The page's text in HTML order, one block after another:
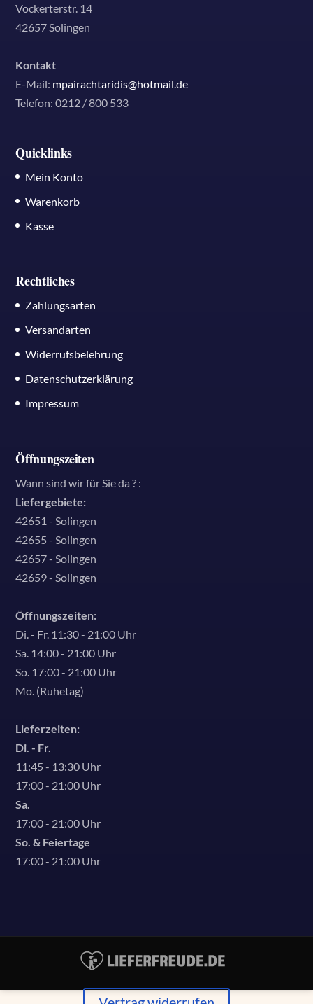
Vockerterstr. 14
42657 Solingen
Kontakt
E-Mail: mpairachtaridis@hotmail.de
Telefon: 0212 / 800 533
Quicklinks
Mein Konto
Warenkorb
Kasse
Rechtliches
Zahlungsarten
Versandarten
Widerrufsbelehrung
Datenschutzerklärung
Impressum
Öffnungszeiten
Wann sind wir für Sie da ? :
Liefergebiete:
42651 - Solingen
42655 - Solingen
42657 - Solingen
42659 - Solingen
Öffnungszeiten:
Di. - Fr. 11:30 - 21:00 Uhr
Sa. 14:00 - 21:00 Uhr
So. 17:00 - 21:00 Uhr
Mo. (Ruhetag)
Lieferzeiten:
Di. - Fr.
11:45 - 13:30 Uhr
17:00 - 21:00 Uhr
Sa.
17:00 - 21:00 Uhr
So. & Feiertage
17:00 - 21:00 Uhr